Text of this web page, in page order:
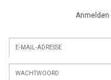
Anmelden